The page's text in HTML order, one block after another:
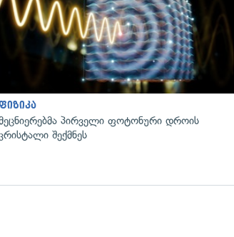
პირველი ფოტონური დროის
შექმნეს